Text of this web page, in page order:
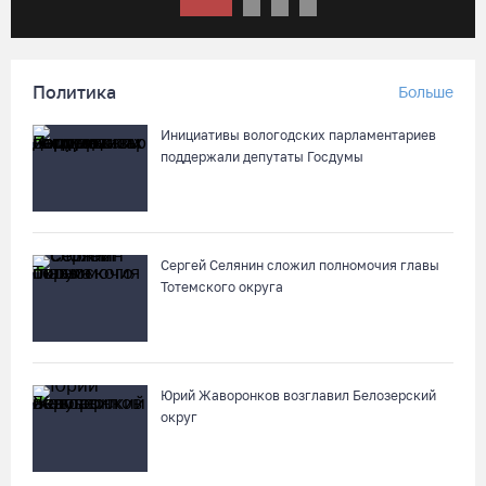
05.08.26 / 17:45
В заречной части Вологды открылся новый офис МФЦ
В Вологде на 18 дворовых территориях завершены работы по
благоустройству
Политика Больше
Инициативы вологодских парламентариев
поддержали депутаты Госдумы
Сергей Селянин сложил полномочия главы
Тотемского округа
Юрий Жаворонков возглавил Белозерский
округ